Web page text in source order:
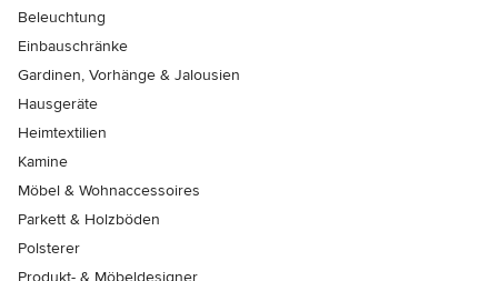
Beleuchtung
Einbauschränke
Gardinen, Vorhänge & Jalousien
Hausgeräte
Heimtextilien
Kamine
Möbel & Wohnaccessoires
Parkett & Holzböden
Polsterer